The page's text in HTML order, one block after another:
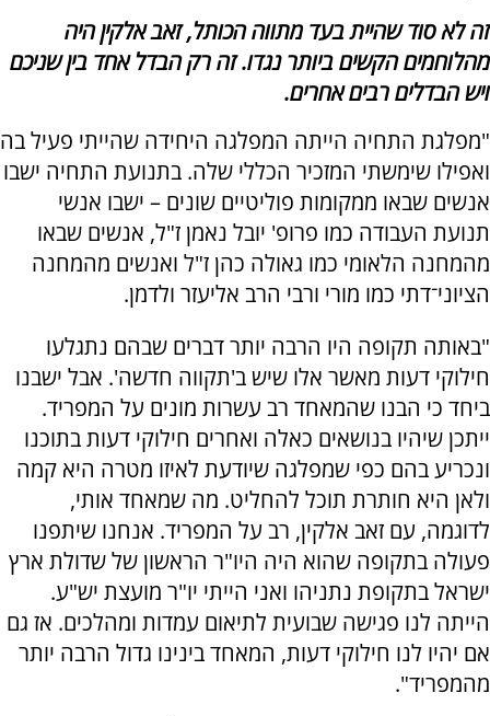
זה לא סוד שהיית בעד מתווה הכותל, זאב אלקין היה
מהלוחמים הקשים ביותר נגדו. זה רק הבדל אחד בין שניכם
ויש הבדלים רבים אחרים.
"מפלגת התחיה הייתה המפלגה היחידה שהייתי פעיל בה
ואפילו שימשתי המזכיר הכללי שלה. בתנועת התחיה ישבו
אנשים שבאו ממקומות פוליטיים שונים – ישבו אנשי
תנועת העבודה כמו פרופ' יובל נאמן ז"ל, אנשים שבאו
מהמחנה הלאומי כמו גאולה כהן ז"ל ואנשים מהמחנה
הציוני־דתי כמו מורי ורבי הרב אליעזר ולדמן.
"באותה תקופה היו הרבה יותר דברים שבהם נתגלעו
חילוקי דעות מאשר אלו שיש ב'תקווה חדשה'. אבל ישבנו
ביחד כי הבנו שהמאחד רב עשרות מונים על המפריד.
ייתכן שיהיו בנושאים כאלה ואחרים חילוקי דעות בתוכנו
ונכריע בהם כפי שמפלגה שיודעת לאיזו מטרה היא קמה
ולאן היא חותרת תוכל להחליט. מה שמאחד אותי,
לדוגמה, עם זאב אלקין, רב על המפריד. אנחנו שיתפנו
פעולה בתקופה שהוא היה היו"ר הראשון של שדולת ארץ
ישראל בתקופת נתניהו ואני הייתי יו"ר מועצת יש"ע.
הייתה לנו פגישה שבועית לתיאום עמדות ומהלכים. אז גם
אם יהיו לנו חילוקי דעות, המאחד בינינו גדול הרבה יותר
מהמפריד".